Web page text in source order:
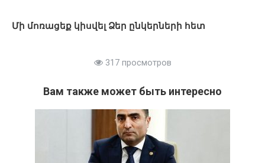
Մի մոռացեք կիսվել Ձեր ընկերների հետ
317 просмотров
Вам также может быть интересно